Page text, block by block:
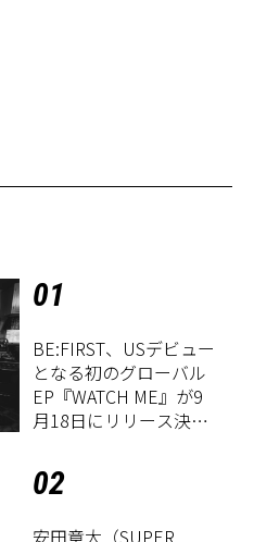
01
BE:FIRST、USデビュー
となる初のグローバル
EP『WATCH ME』が9
月18日にリリース決
02